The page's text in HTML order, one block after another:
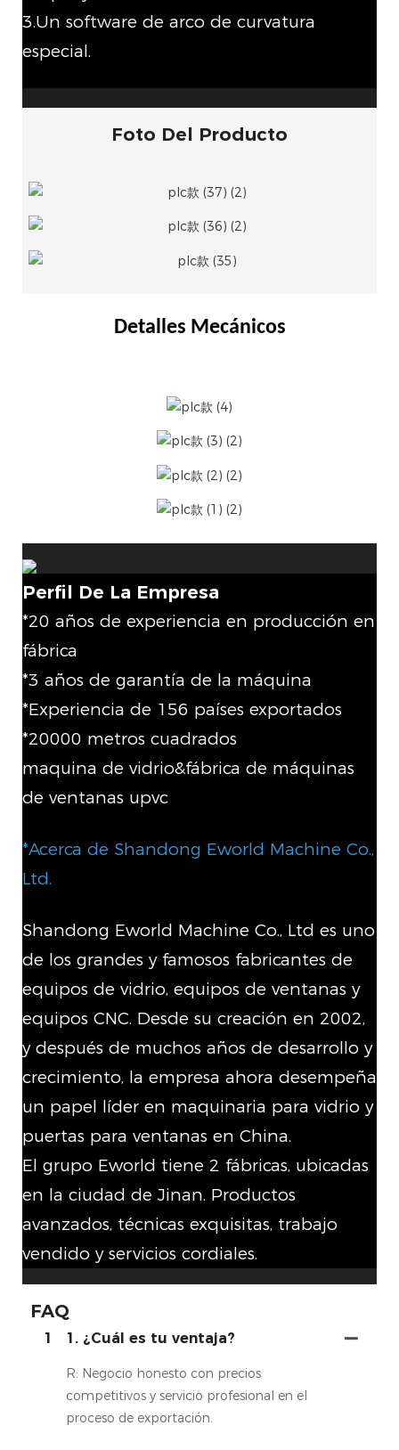
3.Un software de arco de curvatura
especial.
Foto Del Producto
Detalles Mecánicos
Perfil De La Empresa
*20 años de experiencia en producción en
fábrica
*3 años de garantía de la máquina
*Experiencia de 156 países exportados
*20000 metros cuadrados
maquina de vidrio&fábrica de máquinas
de ventanas upvc
*Acerca de Shandong Eworld Machine Co.,
Ltd.
Shandong Eworld Machine Co., Ltd es uno
de los grandes y famosos fabricantes de
equipos de vidrio, equipos de ventanas y
equipos CNC. Desde su creación en 2002,
y después de muchos años de desarrollo y
crecimiento, la empresa ahora desempeña
un papel líder en maquinaria para vidrio y
puertas para ventanas en China.
El grupo Eworld tiene 2 fábricas, ubicadas
en la ciudad de Jinan. Productos
avanzados, técnicas exquisitas, trabajo
vendido y servicios cordiales.
FAQ
1 1. ¿Cuál es tu ventaja?
R: Negocio honesto con precios
competitivos y servicio profesional en el
proceso de exportación.